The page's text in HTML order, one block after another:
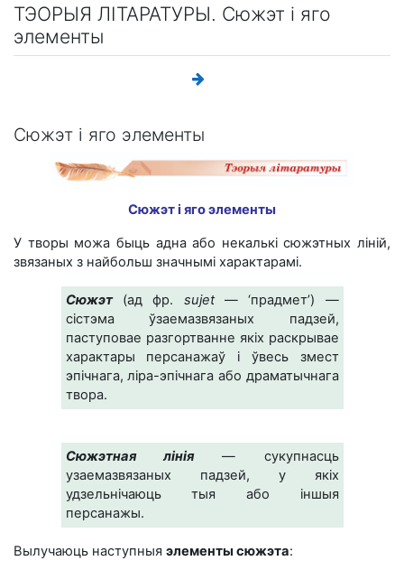
ТЭОРЫЯ ЛІТАРАТУРЫ. Сюжэт і яго
элементы
Сюжэт і яго элементы
Сюжэт і яго элементы
У творы можа быць адна або некалькі сюжэтных ліній,
звязаных з найбольш значнымі характарамі.
Сюжэт(ад фр. sujet— ‘прадмет’) —
сістэма ўзаемазвязаных падзей,
паступовае разгортванне якіх раскрывае
характары персанажаў і ўвесь змест
эпічнага, ліра-эпічнага або драматычнага
твора.
Сюжэтная лінія— сукупнасць
узаемазвязаных падзей, у якіх
удзельнічаюць тыя або іншыя
персанажы.
Вылучаюць наступныя элементы сюжэта: